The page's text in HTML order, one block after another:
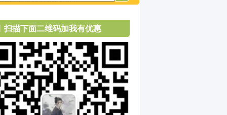
扫描下面二维码加我有优惠